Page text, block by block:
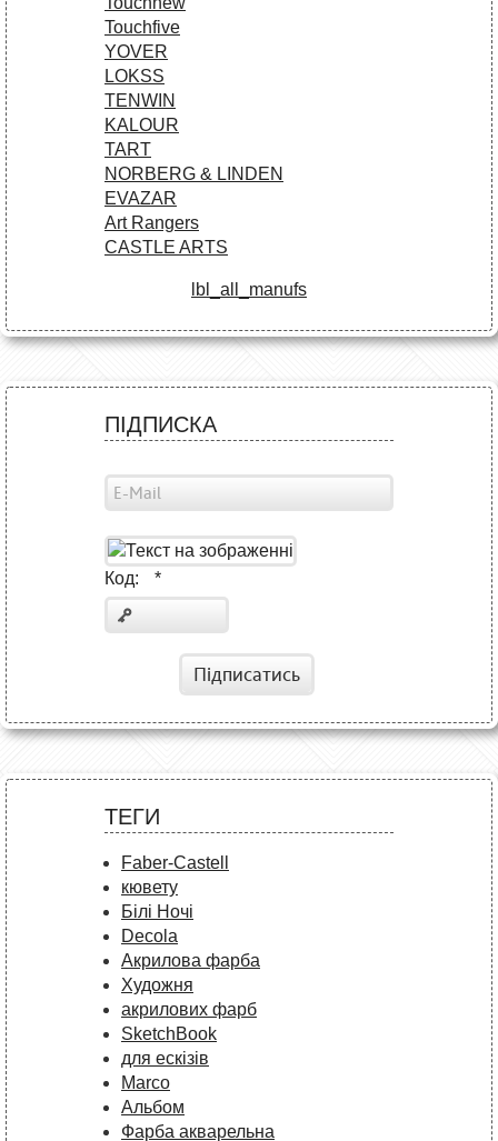
Touchfive
YOVER
LOKSS
TENWIN
KALOUR
TART
NORBERG & LINDEN
EVAZAR
Art Rangers
CASTLE ARTS
lbl_all_manufs
ПІДПИСКА
Код: *
Підписатись
ТЕГИ
Faber-Castell
кювету
Білі Ночі
Decola
Акрилова фарба
Художня
акрилових фарб
SketchBook
для ескізів
Marco
Альбом
Фарба акварельна